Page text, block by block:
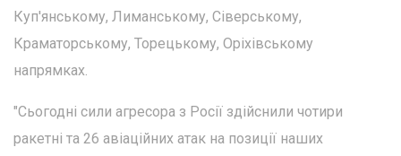
Куп'янському, Лиманському, Сіверському,
Краматорському, Торецькому, Оріхівському
напрямках.
"Сьогодні сили агресора з Росії здійснили чотири
ракетні та 26 авіаційних атак на позиції наших